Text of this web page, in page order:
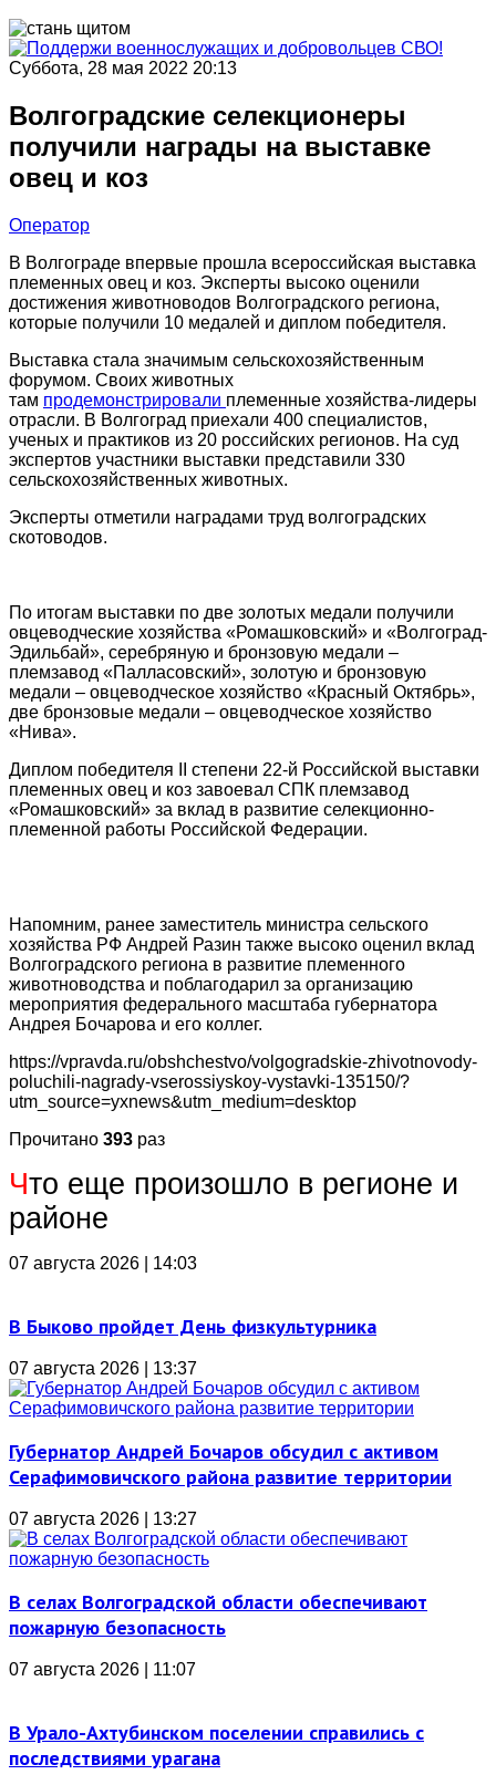
Суббота, 28 мая 2022 20:13
Волгоградские селекционеры
получили награды на выставке
овец и коз
Оператор
В Волгограде впервые прошла всероссийская выставка
племенных овец и коз. Эксперты высоко оценили
достижения животноводов Волгоградского региона,
которые получили 10 медалей и диплом победителя.
Выставка стала значимым сельскохозяйственным
форумом. Своих животных
там продемонстрировали племенные хозяйства-лидеры
отрасли. В Волгоград приехали 400 специалистов,
ученых и практиков из 20 российских регионов. На суд
экспертов участники выставки представили 330
сельскохозяйственных животных.
Эксперты отметили наградами труд волгоградских
скотоводов.
По итогам выставки по две золотых медали получили
овцеводческие хозяйства «Ромашковский» и «Волгоград-
Эдильбай», серебряную и бронзовую медали –
племзавод «Палласовский», золотую и бронзовую
медали – овцеводческое хозяйство «Красный Октябрь»,
две бронзовые медали – овцеводческое хозяйство
«Нива».
Диплом победителя II степени 22-й Российской выставки
племенных овец и коз завоевал СПК племзавод
«Ромашковский» за вклад в развитие селекционно-
племенной работы Российской Федерации.
Напомним, ранее заместитель министра сельского
хозяйства РФ Андрей Разин также высоко оценил вклад
Волгоградского региона в развитие племенного
животноводства и поблагодарил за организацию
мероприятия федерального масштаба губернатора
Андрея Бочарова и его коллег.
https://vpravda.ru/obshchestvo/volgogradskie-zhivotnovody-
poluchili-nagrady-vserossiyskoy-vystavki-135150/?
utm_source=yxnews&utm_medium=desktop
Прочитано 393 раз
Что еще произошло в регионе и
районе
07 августа 2026 | 14:03
В Быково пройдет День физкультурника
07 августа 2026 | 13:37
Губернатор Андрей Бочаров обсудил с активом
Серафимовичского района развитие территории
07 августа 2026 | 13:27
В селах Волгоградской области обеспечивают
пожарную безопасность
07 августа 2026 | 11:07
В Урало-Ахтубинском поселении справились с
последствиями урагана